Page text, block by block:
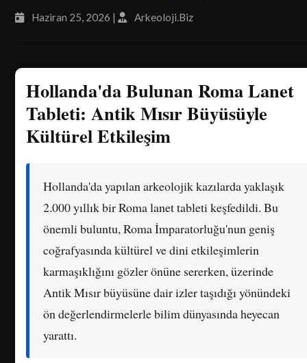
Haziran 25, 2026 | Arkeoloji.Biz
Hollanda'da Bulunan Roma Lanet
Tableti: Antik Mısır Büyüsüyle
Kültürel Etkileşim
Hollanda'da yapılan arkeolojik kazılarda yaklaşık
2.000 yıllık bir Roma lanet tableti keşfedildi. Bu
önemli buluntu, Roma İmparatorluğu'nun geniş
coğrafyasında kültürel ve dini etkileşimlerin
karmaşıklığını gözler önüne sererken, üzerinde
Antik Mısır büyüsüne dair izler taşıdığı yönündeki
ön değerlendirmelerle bilim dünyasında heyecan
yarattı.